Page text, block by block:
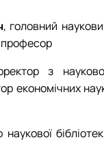
, головний
професор
з
економічних